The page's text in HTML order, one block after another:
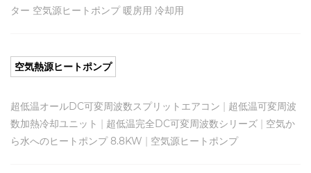
ター 空気源ヒートポンプ 暖房用 冷却用
空気熱源ヒートポンプ
超低温オールDC可変周波数スプリットエアコン | 超低温可変周波
数加熱冷却ユニット | 超低温完全DC可変周波数シリーズ | 空気か
ら水へのヒートポンプ 8.8KW | 空気源ヒートポンプ